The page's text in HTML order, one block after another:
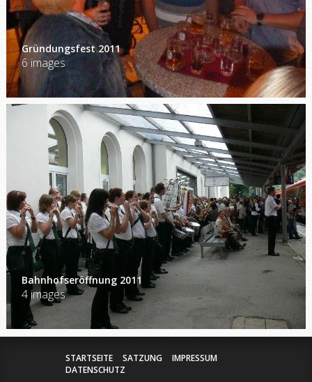
Gründungsfest 2011
6 images
Bahnhofseröffnung 2011
4 images
STARTSEITE SATZUNG
IMPRESSUM
DATENSCHUTZ